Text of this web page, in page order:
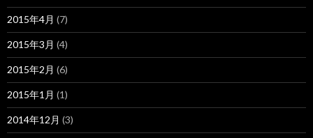
2015年4月 (7)
2015年3月 (4)
2015年2月 (6)
2015年1月 (1)
2014年12月 (3)